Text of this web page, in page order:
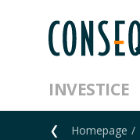
INVESTICE
Homepage